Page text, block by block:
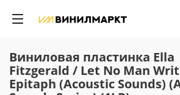
Виниловая пластинка Ella
Fitzgerald / Let No Man
Epitaph (Acoustic Sounds)